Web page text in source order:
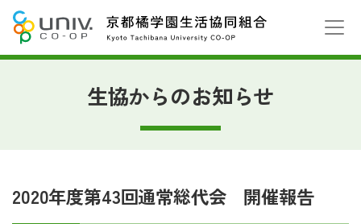
生協からのお知らせ
2020年度第43回通常総代会 開催報告